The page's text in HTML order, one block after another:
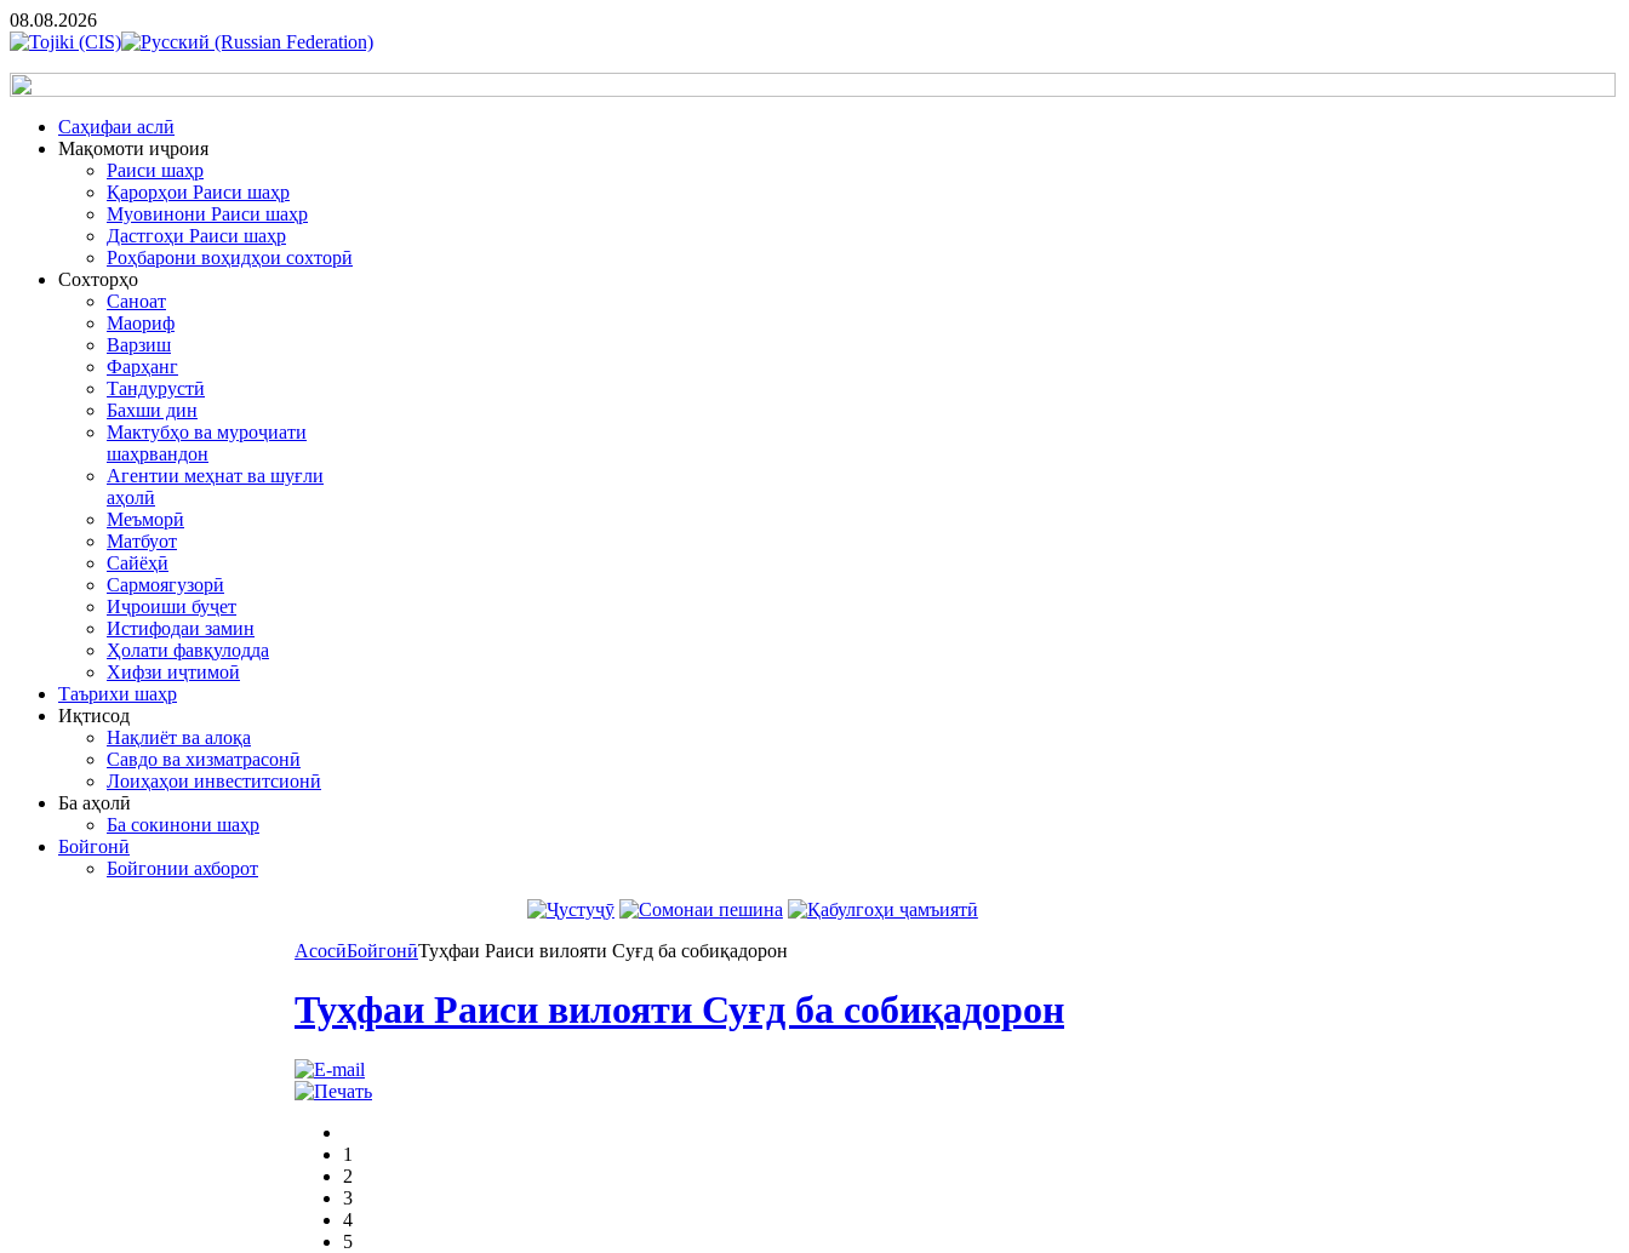
08.08.2026
Cаҳифаи аслӣ
Мақомоти иҷроия
Раиси шаҳр
Қарорҳои Раиси шаҳр
Муовинони Раиси шаҳр
Дастгоҳи Раиси шаҳр
Роҳбарони воҳидҳои сохторӣ
Сохторҳо
Саноат
Маориф
Варзиш
Фарҳанг
Тандурустӣ
Бахши дин
Мактубҳо ва муроҷиати
шаҳрвандон
Агентии меҳнат ва шуғли
аҳолӣ
Меъморӣ
Матбуот
Сайёҳӣ
Сармоягузорӣ
Иҷроиши буҷет
Истифодаи замин
Ҳолати фавқулодда
Хифзи иҷтимоӣ
Таърихи шаҳр
Иқтисод
Нақлиёт ва алоқа
Савдо ва хизматрасонӣ
Лоиҳаҳои инвеститсионӣ
Ба аҳолӣ
Ба сокинони шаҳр
Бойгонӣ
Бойгонии ахборот
АсосӣБойгонӣТуҳфаи Раиси вилояти Суғд ба собиқадорон
Туҳфаи Раиси вилояти Суғд ба собиқадорон
1
2
3
4
5